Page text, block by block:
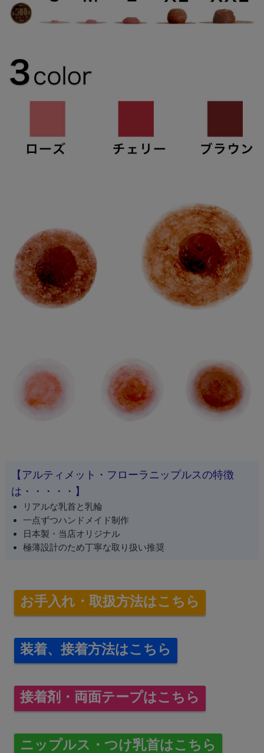
【アルティメット・フローラニップルスの特徴
は・・・・・】
リアルな乳首と乳輪
一点ずつハンドメイド制作
日本製・当店オリジナル
極薄設計のため丁寧な取り扱い推奨
お手入れ・取扱方法はこちら
装着、接着方法はこちら
接着剤・両面テープはこちら
ニップルス・つけ乳首はこちら